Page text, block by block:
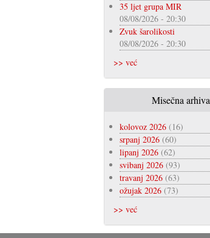
35 ljet grupa MIR
08/08/2026 - 20:30
Zvuk šarolikosti
08/08/2026 - 20:30
>> već
Misečna arhiva
kolovoz 2026(16)
srpanj 2026(60)
lipanj 2026(62)
svibanj 2026(93)
travanj 2026(63)
ožujak 2026(73)
>> već